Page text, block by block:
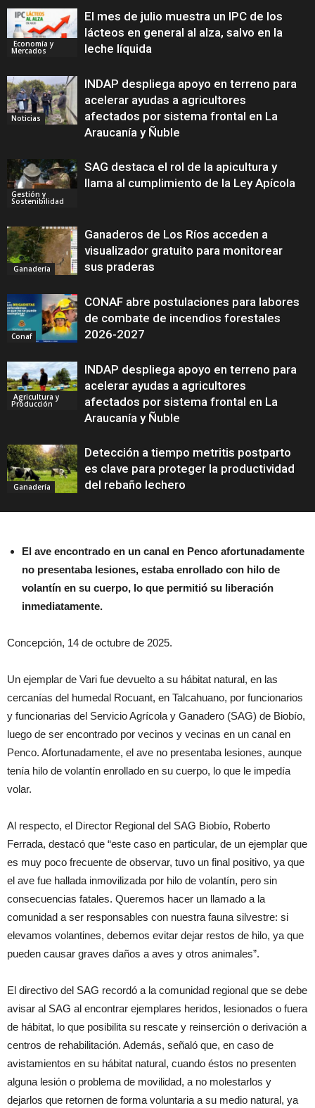
Economía y
Mercados
El mes de julio muestra un IPC de los
lácteos en general al alza, salvo en la
leche líquida
Noticias
INDAP despliega apoyo en terreno para
acelerar ayudas a agricultores
afectados por sistema frontal en La
Araucanía y Ñuble
Gestión y
Sostenibilidad
SAG destaca el rol de la apicultura y
llama al cumplimiento de la Ley Apícola
Ganadería
Ganaderos de Los Ríos acceden a
visualizador gratuito para monitorear
sus praderas
Conaf
CONAF abre postulaciones para labores
de combate de incendios forestales
2026-2027
Agricultura y
Producción
INDAP despliega apoyo en terreno para
acelerar ayudas a agricultores
afectados por sistema frontal en La
Araucanía y Ñuble
Ganadería
Detección a tiempo metritis postparto
es clave para proteger la productividad
del rebaño lechero
El ave encontrado en un canal en Penco afortunadamente
no presentaba lesiones, estaba enrollado con hilo de
volantín en su cuerpo, lo que permitió su liberación
inmediatamente.
Concepción, 14 de octubre de 2025.
Un ejemplar de Vari fue devuelto a su hábitat natural, en las
cercanías del humedal Rocuant, en Talcahuano, por funcionarios
y funcionarias del Servicio Agrícola y Ganadero (SAG) de Biobío,
luego de ser encontrado por vecinos y vecinas en un canal en
Penco. Afortunadamente, el ave no presentaba lesiones, aunque
tenía hilo de volantín enrollado en su cuerpo, lo que le impedía
volar.
Al respecto, el Director Regional del SAG Biobío, Roberto
Ferrada, destacó que “este caso en particular, de un ejemplar que
es muy poco frecuente de observar, tuvo un final positivo, ya que
el ave fue hallada inmovilizada por hilo de volantín, pero sin
consecuencias fatales. Queremos hacer un llamado a la
comunidad a ser responsables con nuestra fauna silvestre: si
elevamos volantines, debemos evitar dejar restos de hilo, ya que
pueden causar graves daños a aves y otros animales”.
El directivo del SAG recordó a la comunidad regional que se debe
avisar al SAG al encontrar ejemplares heridos, lesionados o fuera
de hábitat, lo que posibilita su rescate y reinserción o derivación a
centros de rehabilitación. Además, señaló que, en caso de
avistamientos en su hábitat natural, cuando éstos no presenten
alguna lesión o problema de movilidad, a no molestarlos y
dejarlos que retornen de forma voluntaria a su medio natural, ya